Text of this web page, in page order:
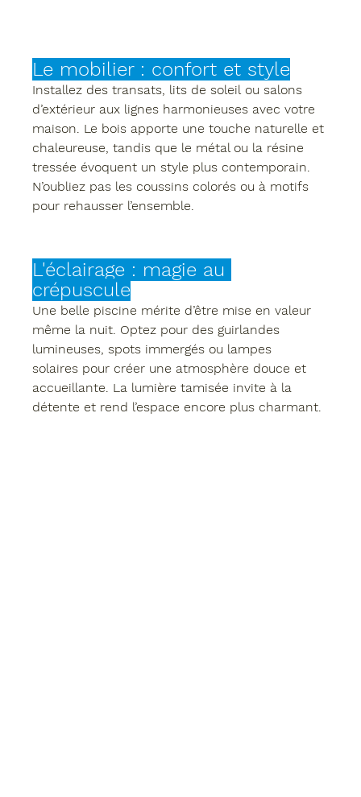
Le mobilier : confort et style
Installez des transats, lits de soleil ou salons
d’extérieur aux lignes harmonieuses avec votre
maison. Le bois apporte une touche naturelle et
chaleureuse, tandis que le métal ou la résine
tressée évoquent un style plus contemporain.
N’oubliez pas les coussins colorés ou à motifs
pour rehausser l’ensemble.
L'éclairage : magie au
crépuscule
Une belle piscine mérite d’être mise en valeur
même la nuit. Optez pour des guirlandes
lumineuses, spots immergés ou lampes
solaires pour créer une atmosphère douce et
accueillante. La lumière tamisée invite à la
détente et rend l’espace encore plus charmant.